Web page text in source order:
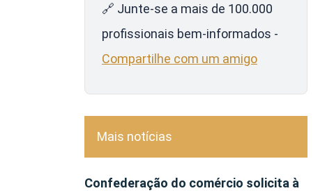
🔗 Junte-se a mais de 100.000
profissionais bem-informados -
Compartilhe com um amigo
Mais notícias
Confederação do comércio solicita à